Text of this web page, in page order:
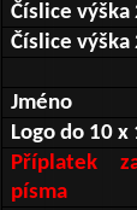
Číslice
Číslice
Jméno
Logo do 10 x
Příplatek
písma